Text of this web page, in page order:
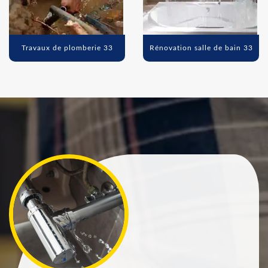
Travaux de plomberie 33 Rénovation salle de bain 33